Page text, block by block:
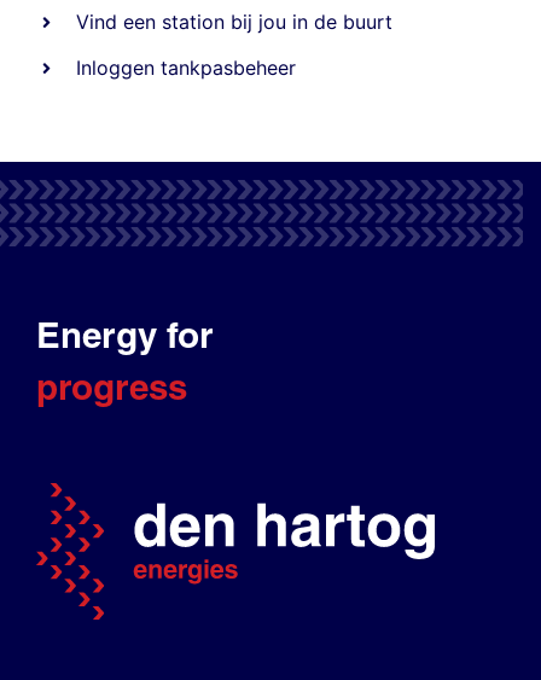
Vind een station bij jou in de buurt
Inloggen tankpasbeheer
Energy for
progress